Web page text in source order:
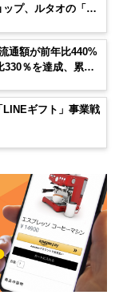
プ、ルタオの「フ
通額が前年比440%
330％を達成、累計
LINEギフト」事業戦